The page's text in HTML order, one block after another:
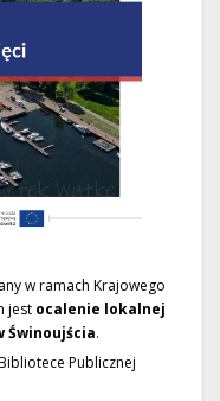
w ramach Krajowego
jest ocalenie lokalnej
.
Publicznej